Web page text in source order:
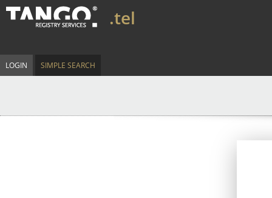
.tel
LOGIN SIMPLE SEARCH